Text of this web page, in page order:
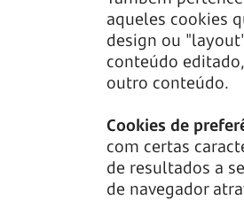
aqueles cookies
design ou
conteúdo
outro conteúdo.
Cookies de
com certas
de resultados a
de navegador